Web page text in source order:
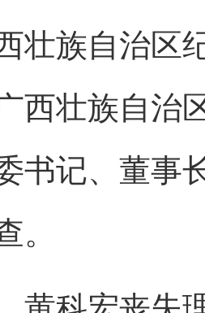
族自治区纪
西壮族自治
书记、董事
。